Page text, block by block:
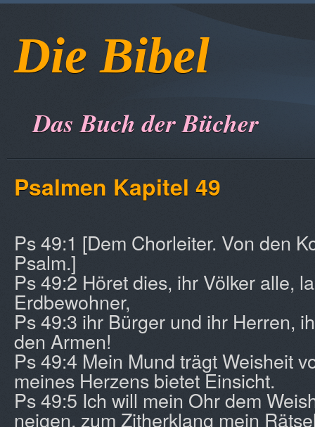
Die Bibel
Das Buch der Bücher
Psalmen Kapitel 49
Ps 49:1 [Dem Chorleiter. Von den
Psalm.]
Ps 49:2 Höret dies, ihr Völker alle,
Erdbewohner,
Ps 49:3 ihr Bürger und ihr Herren,
den Armen!
Ps 49:4 Mein Mund trägt Weisheit
meines Herzens bietet Einsicht.
Ps 49:5 Ich will mein Ohr dem
neigen, zum Zitherklang mein